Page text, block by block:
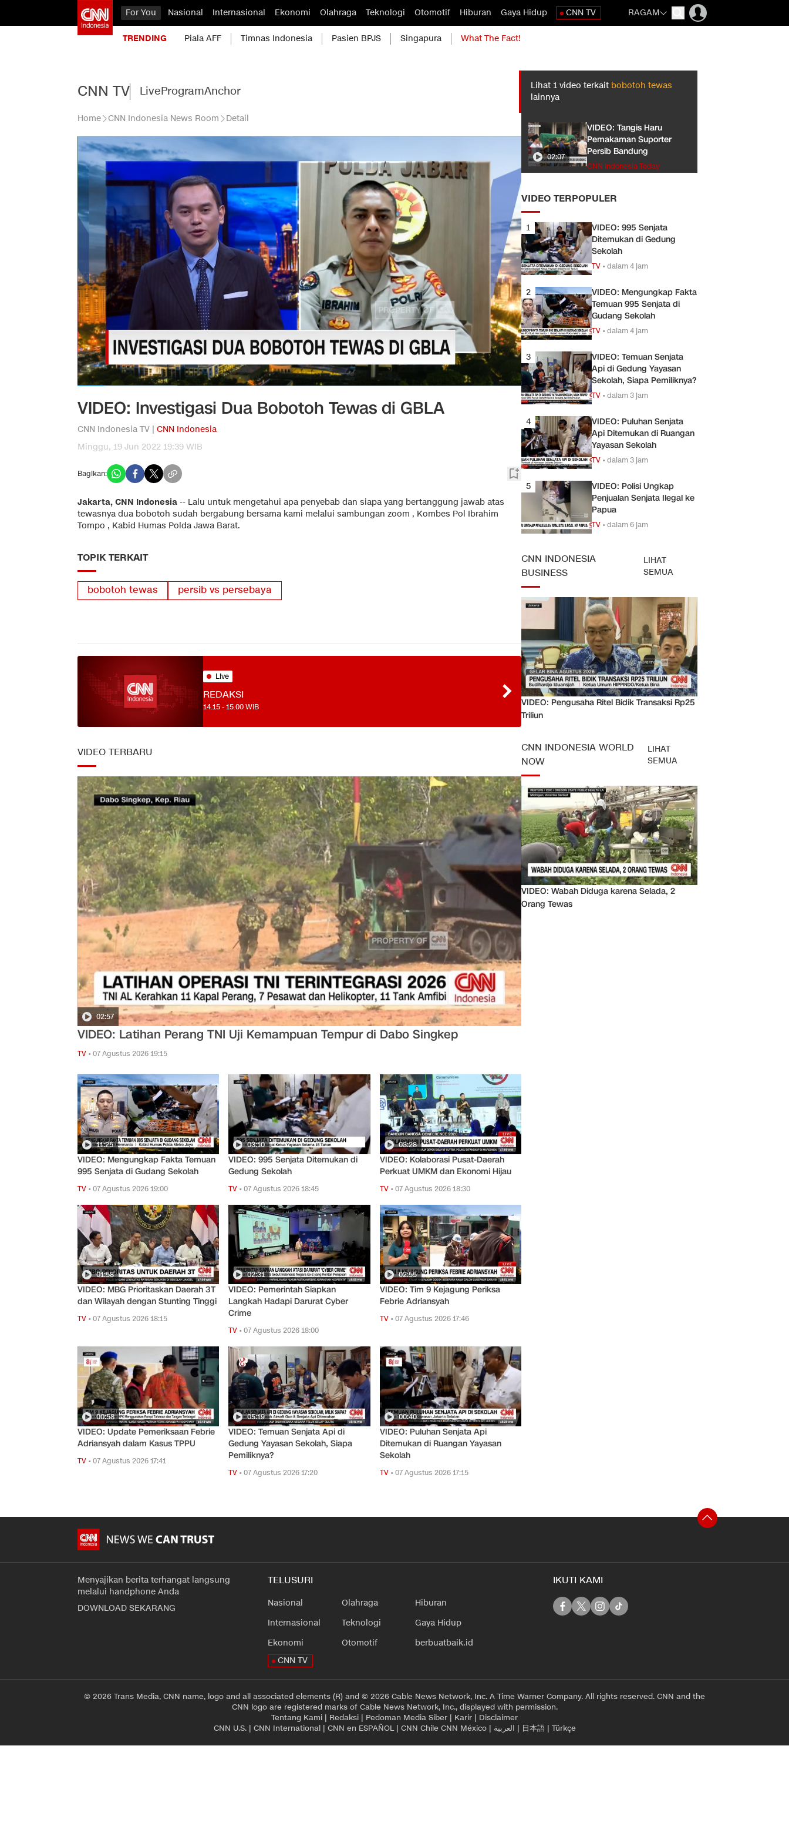
For You Nasional Internasional Ekonomi Olahraga Teknologi Otomotif Hiburan Gaya Hidup CNN TV RAGAM
TRENDING Piala AFF Timnas Indonesia Pasien BPJS Singapura What The Fact!
CNN TV LiveProgramAnchor
Home CNN Indonesia News Room Detail
VIDEO: Investigasi Dua Bobotoh Tewas di GBLA
CNN Indonesia TV | CNN Indonesia
Minggu, 19 Jun 2022 19:39 WIB
Bagikan:
Jakarta, CNN Indonesia -- Lalu untuk mengetahui apa penyebab dan siapa yang bertanggung jawab atas
tewasnya dua bobotoh sudah bergabung bersama kami melalui sambungan zoom , Kombes Pol Ibrahim
Tompo , Kabid Humas Polda Jawa Barat.
TOPIK TERKAIT
bobotoh tewas persib vs persebaya
Live
REDAKSI
14.15-15.00WIB
VIDEO TERBARU
02:57
VIDEO: Latihan Perang TNI Uji Kemampuan Tempur di Dabo Singkep
TV •07 Agustus 2026 19:15
11:25
VIDEO: Mengungkap Fakta Temuan
995 Senjata di Gudang Sekolah
TV •07 Agustus 2026 19:00
03:10
VIDEO: 995 Senjata Ditemukan di
Gedung Sekolah
TV •07 Agustus 2026 18:45
03:28
VIDEO: Kolaborasi Pusat-Daerah
Perkuat UMKM dan Ekonomi Hijau
TV•07 Agustus 2026 18:30
01:58
VIDEO: MBG Prioritaskan Daerah 3T
dan Wilayah dengan Stunting Tinggi
TV •07 Agustus 2026 18:15
02:31
VIDEO: Pemerintah Siapkan
Langkah Hadapi Darurat Cyber
Crime
TV •07 Agustus 2026 18:00
02:55
VIDEO: Tim 9 Kejagung Periksa
Febrie Adriansyah
TV•07 Agustus 2026 17:46
00:58
VIDEO: Update Pemeriksaan Febrie
Adriansyah dalam Kasus TPPU
TV •07 Agustus 2026 17:41
05:19
VIDEO: Temuan Senjata Api di
Gedung Yayasan Sekolah, Siapa
Pemiliknya?
TV •07 Agustus 2026 17:20
00:40
VIDEO: Puluhan Senjata Api
Ditemukan di Ruangan Yayasan
Sekolah
TV•07 Agustus 2026 17:15
Lihat 1 video terkait bobotoh tewas
lainnya
02:07
VIDEO: Tangis Haru
Pemakaman Suporter
Persib Bandung
CNN Indonesia Today
VIDEO TERPOPULER
1
VIDEO: 995 Senjata
Ditemukan di Gedung
Sekolah
TV •dalam 4 jam
2
VIDEO: Mengungkap Fakta
Temuan 995 Senjata di
Gudang Sekolah
TV •dalam 4 jam
3
VIDEO: Temuan Senjata
Api di Gedung Yayasan
Sekolah, Siapa Pemiliknya?
TV •dalam 3 jam
4
VIDEO: Puluhan Senjata
Api Ditemukan di Ruangan
Yayasan Sekolah
TV •dalam 3 jam
5
VIDEO: Polisi Ungkap
Penjualan Senjata Ilegal ke
Papua
TV •dalam 6 jam
CNN INDONESIA
BUSINESS
LIHAT
SEMUA
VIDEO: Pengusaha Ritel Bidik Transaksi Rp25
Triliun
CNN INDONESIA WORLD
NOW
LIHAT
SEMUA
VIDEO: Wabah Diduga karena Selada, 2
Orang Tewas
Menyajikan berita terhangat langsung
melalui handphone Anda
DOWNLOAD SEKARANG
TELUSURI
Nasional
Internasional
Ekonomi
Olahraga
Teknologi
Otomotif
Hiburan
Gaya Hidup
berbuatbaik.id
CNN TV
IKUTI KAMI
© 2026 Trans Media, CNN name, logo and all associated elements (R) and © 2026 Cable News Network, Inc. A Time Warner Company. All rights reserved. CNN and the
CNN logo are registered marks of Cable News Network, Inc., displayed with permission.
Tentang Kami | Redaksi | Pedoman Media Siber | Karir | Disclaimer
CNN U.S.| CNN International| CNN en ESPAÑOL| CNN Chile CNN México| العربية | 日本語| Türkçe